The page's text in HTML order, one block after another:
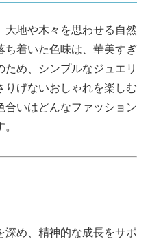
大地や木々を思わせる自然
ち着いた色味は、華美すぎ
め、シンプルなジュエリ
りげないおしゃれを楽しむ
合いはどんなファッション
深め、精神的な成長をサポ